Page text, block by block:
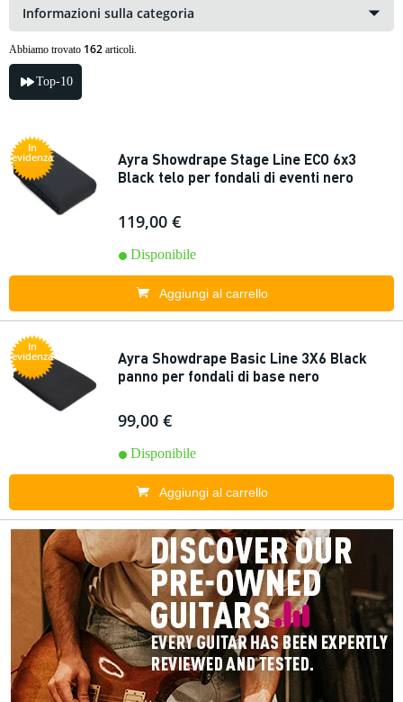
Informazioni sulla categoria
Abbiamo trovato 162 articoli.
Top-10
In
evidenza
Ayra Showdrape Stage Line ECO 6x3
Black telo per fondali di eventi nero
119,00 €
Disponibile
Aggiungi al carrello
In
evidenza
Ayra Showdrape Basic Line 3X6 Black
panno per fondali di base nero
99,00 €
Disponibile
Aggiungi al carrello